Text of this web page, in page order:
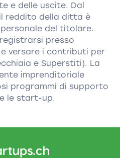
e delle uscite. Dal
reddito della ditta è
del titolare.
presso
versare i contributi per
e Superstiti). La
imprenditoriale
programmi di supporto
le start-up.